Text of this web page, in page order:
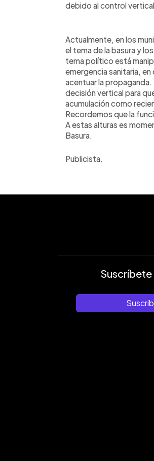
debido al control
Actualmente, en los
el tema de la basura y
tema político está
emergencia sanitaria,
acentuar la propaganda.
decisión vertical para
acumulación como
Recordemos que la
A estas alturas es
Basura.
Publicista.
Suscríbete